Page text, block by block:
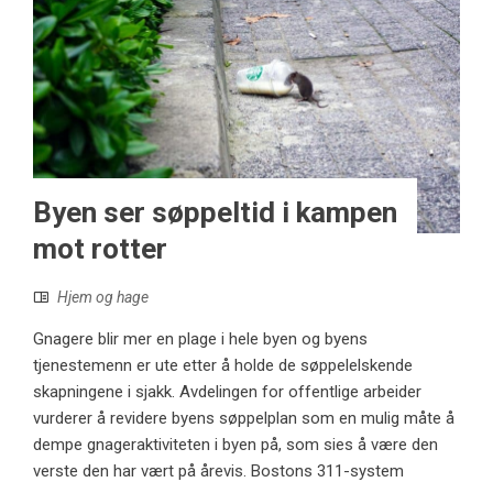
Byen ser søppeltid i kampen
mot rotter
Hjem og hage
Gnagere blir mer en plage i hele byen og byens
tjenestemenn er ute etter å holde de søppelelskende
skapningene i sjakk. Avdelingen for offentlige arbeider
vurderer å revidere byens søppelplan som en mulig måte å
dempe gnageraktiviteten i byen på, som sies å være den
verste den har vært på årevis. Bostons 311-system